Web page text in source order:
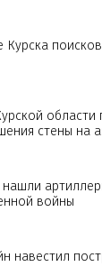
Курска
области
стены на
войны
навестил